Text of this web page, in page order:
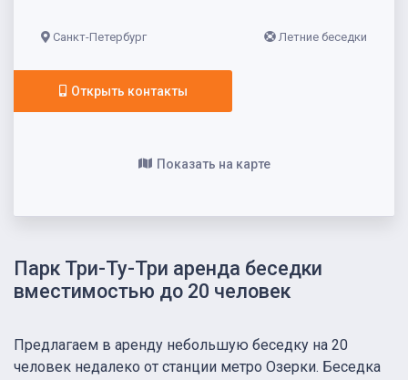
Парк Три-Ту-Три аренда беседки
вместимостью до 20 человек
Санкт-Петербург Летние беседки
Открыть контакты
Показать на карте
Предлагаем в аренду небольшую беседку на 20
человек недалеко от станции метро Озерки. Беседка